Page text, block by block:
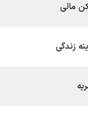
مالی
زندگی